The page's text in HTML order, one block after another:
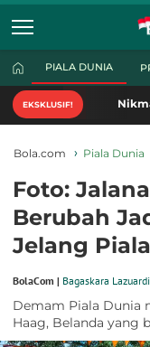
PIALA DUNIA
EKSKLUSIF! Nikmati
Bola.com Piala Dunia
Foto:
Berubah
Jelang
BolaCom | Bagaskara Lazuardi
Demam Piala Dunia
Haag, Belanda yang